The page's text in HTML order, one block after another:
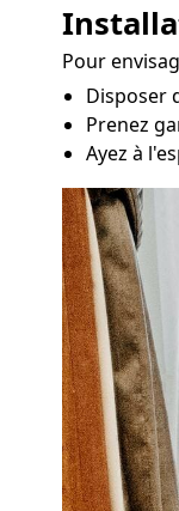
Pour
Disposer
Prenez
Ayez à